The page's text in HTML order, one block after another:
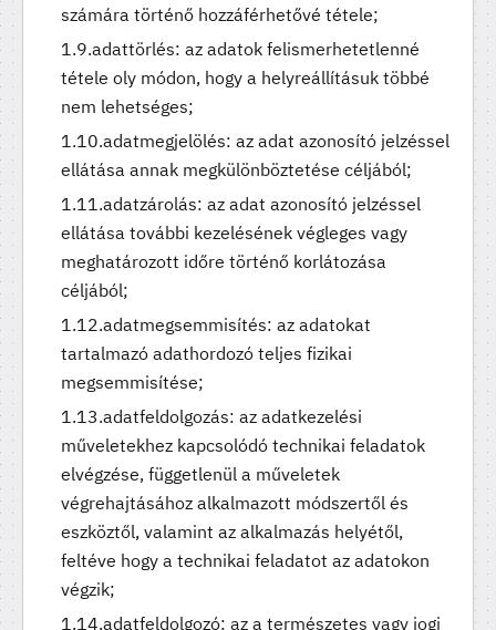
számára történő hozzáférhetővé tétele;
adattörlés: az adatok felismerhetetlenné
tétele oly módon, hogy a helyreállításuk többé
nem lehetséges;
adatmegjelölés: az adat azonosító jelzéssel
ellátása annak megkülönböztetése céljából;
adatzárolás: az adat azonosító jelzéssel
ellátása további kezelésének végleges vagy
meghatározott időre történő korlátozása
céljából;
adatmegsemmisítés: az adatokat
tartalmazó adathordozó teljes fizikai
megsemmisítése;
adatfeldolgozás: az adatkezelési
műveletekhez kapcsolódó technikai feladatok
elvégzése, függetlenül a műveletek
végrehajtásához alkalmazott módszertől és
eszköztől, valamint az alkalmazás helyétől,
feltéve hogy a technikai feladatot az adatokon
végzik;
adatfeldolgozó: az a természetes vagy jogi